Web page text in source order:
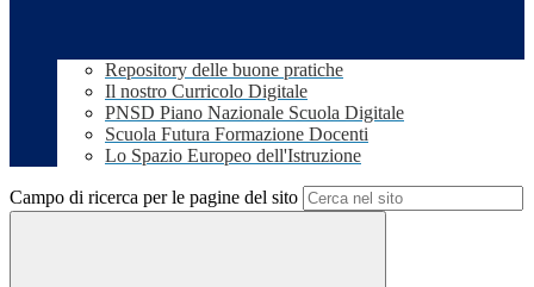
Repository delle buone pratiche
Il nostro Curricolo Digitale
PNSD Piano Nazionale Scuola Digitale
Scuola Futura Formazione Docenti
Lo Spazio Europeo dell'Istruzione
Campo di ricerca per le pagine del sito